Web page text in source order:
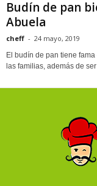
Budín de pan
Abuela
cheff - 24 mayo, 2019
El budín de pan tiene
las familias, además de ser